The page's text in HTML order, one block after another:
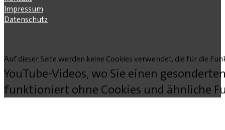
Impressum
Datenschutz
Auf dieser Seite werden keine Cookies verwendet, die für die
YouTube-Videos, wo Sie einen
funktioniert ohne Cookies und ähnliche